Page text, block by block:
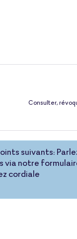
Consulter,
suivants:
via notre
cordiale